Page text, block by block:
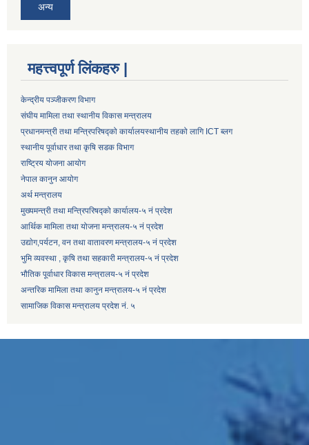
अन्य
महत्त्वपूर्ण लिंकहरु |
केन्द्रीय पञ्जीकरण विभाग
संघीय मामिला तथा स्थानीय विकास मन्त्रालय
प्रधानमन्त्री तथा मन्त्रिपरिषद्को कार्यालयस्थानीय तहको लागि ICT ब्लग
स्थानीय पूर्वाधार तथा कृषि सडक विभाग
राष्ट्रिय योजना आयोग
नेपाल कानुन आयोग
अर्थ मन्त्रालय
मुख्यमन्त्री तथा मन्त्रिपरिषद्को कार्यालय-५ नं प्रदेश
आर्थिक मामिला तथा योजना मन्त्रालय-५ नं प्रदेश
उद्याेग,पर्यटन, वन तथा वातावरण मन्त्रालय-५ नं प्रदेश
भुमि व्यवस्था , कृषि तथा सहकारी मन्त्रालय-५ नं प्रदेश
भौतिक पूर्वाधार विकास मन्त्रालय-५ नं प्रदेश
अन्तरिक मामिला तथा कानुन मन्त्रालय-५ नं प्रदेश
सामाजिक विकास मन्त्रालय प्रदेश नं. ५